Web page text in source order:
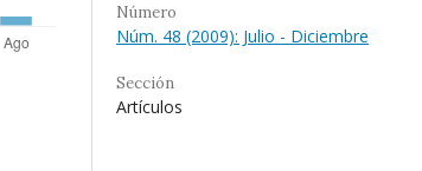
Número
Núm. 48 (2009): Julio - Diciembre
Sección
Artículos